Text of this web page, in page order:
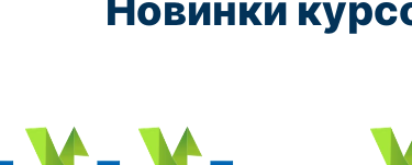
Курс обучения:
по ремонту и обслуживанию
Курс обучения:
Чистильщик металла, отливок, изделий и
Штамповщик-180 часов
Курс